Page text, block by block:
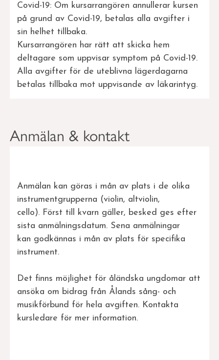
Covid-19: Om kursarrangören annullerar kursen
på grund av Covid-19, betalas alla avgifter i
sin helhet tillbaka.
Kursarrangören har rätt att skicka hem
deltagare som uppvisar symptom på Covid-19.
Alla avgifter för de uteblivna lägerdagarna
betalas tillbaka mot uppvisande av läkarintyg.
Anmälan & kontakt
Anmälan kan göras i mån av plats i de olika
instrumentgrupperna (violin, altviolin,
cello). Först till kvarn gäller, besked ges efter
sista anmälningsdatum. Sena anmälningar
kan godkännas i mån av plats för specifika
instrument.
Det finns möjlighet för åländska ungdomar att
ansöka om bidrag från Ålands sång- och
musikförbund för hela avgiften. Kontakta
kursledare för mer information.